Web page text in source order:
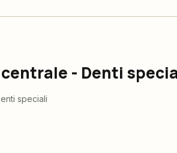
- Denti
speciali